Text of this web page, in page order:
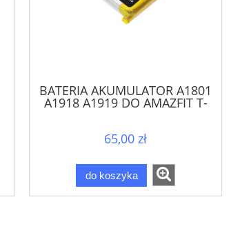
BATERIA AKUMULATOR A1801
A1918 A1919 DO AMAZFIT T-
65,00 zł
do koszyka